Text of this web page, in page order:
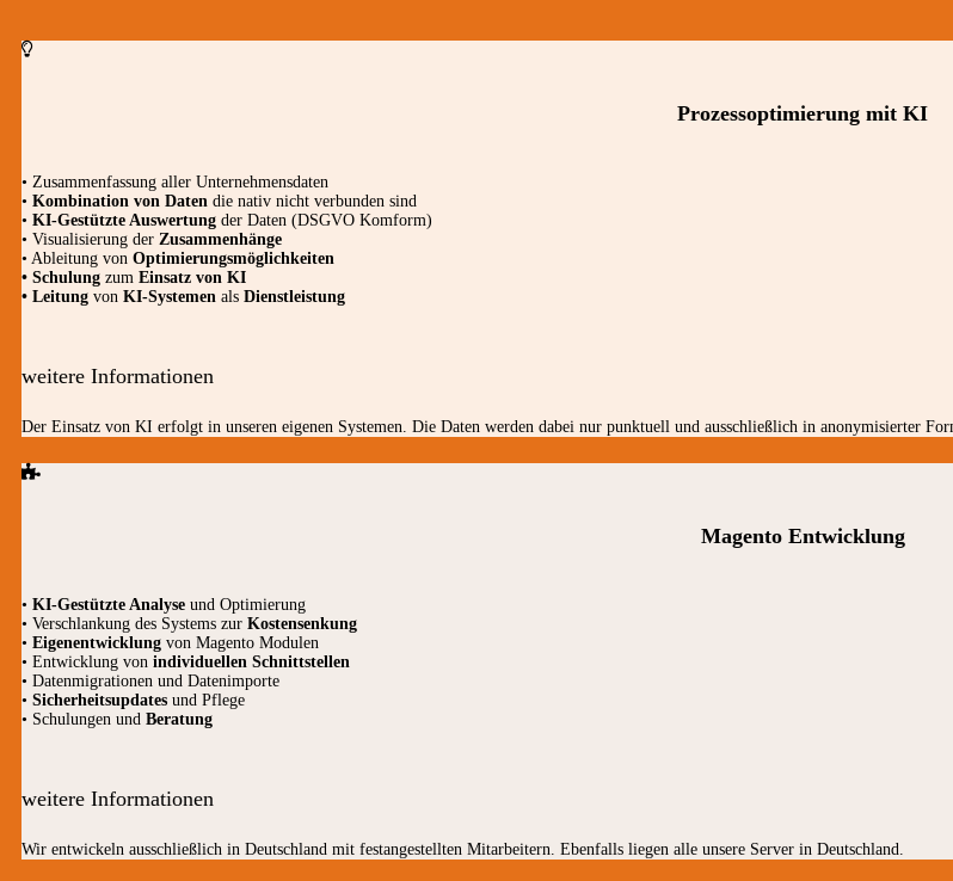
Prozessoptimierung mit KI
• Zusammenfassung aller Unternehmensdaten
• Kombination von Daten die nativ nicht verbunden sind
• KI-Gestützte Auswertung der Daten (DSGVO Komform)
• Visualisierung der Zusammenhänge
• Ableitung von Optimierungsmöglichkeiten
• Schulung zum Einsatz von KI
• Leitung von KI-Systemen als Dienstleistung
weitere Informationen
Der Einsatz von KI erfolgt in unseren eigenen Systemen. Die Daten werden dabei nur punktuell und ausschließlich in anonymisierter
Magento Entwicklung
• KI-Gestützte Analyse und Optimierung
• Verschlankung des Systems zur Kostensenkung
• Eigenentwicklung von Magento Modulen
• Entwicklung von individuellen Schnittstellen
• Datenmigrationen und Datenimporte
• Sicherheitsupdates und Pflege
• Schulungen und Beratung
weitere Informationen
Wir entwickeln ausschließlich in Deutschland mit festangestellten Mitarbeitern. Ebenfalls liegen alle unsere Server in Deutschland.